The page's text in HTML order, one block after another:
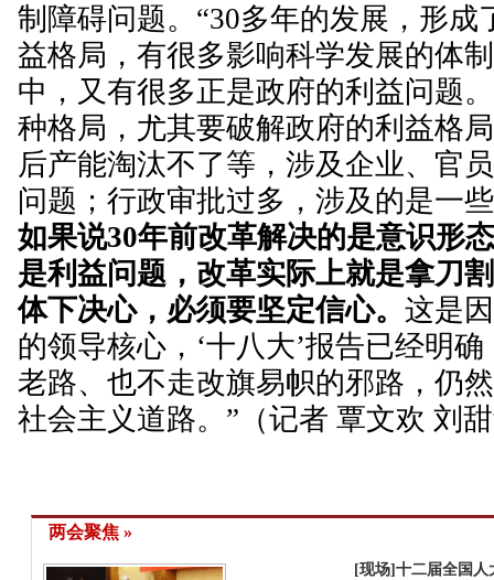
制障碍问题。“30多年的发展，形成
益格局，有很多影响科学发展的体
中，又有很多正是政府的利益问题
种格局，尤其要破解政府的利益格
后产能淘汰不了等，涉及企业、官
问题；行政审批过多，涉及的是一
如果说30年前改革解决的是意识形
是利益问题，改革实际上就是拿刀
体下决心，必须要坚定信心。这是
的领导核心，‘十八大’报告已经明
老路、也不走改旗易帜的邪路，仍
社会主义道路。”（记者 覃文欢 刘
两会聚焦 »
[现场]十二届全国人